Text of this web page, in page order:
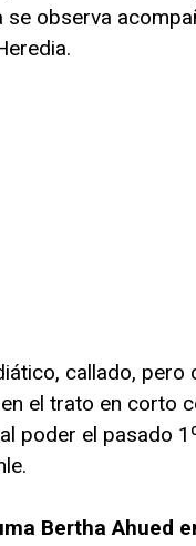
observa
callado, pero
el trato en corto
poder el pasado
Bertha Ahued